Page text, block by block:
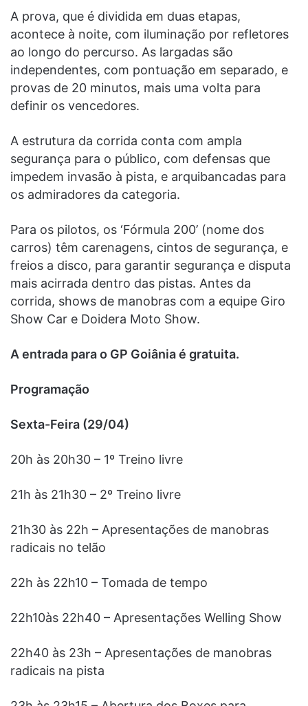
A prova, que é dividida em duas etapas,
acontece à noite, com iluminação por refletores
ao longo do percurso. As largadas são
independentes, com pontuação em separado, e
provas de 20 minutos, mais uma volta para
definir os vencedores.
A estrutura da corrida conta com ampla
segurança para o público, com defensas que
impedem invasão à pista, e arquibancadas para
os admiradores da categoria.
Para os pilotos, os ‘Fórmula 200’ (nome dos
carros) têm carenagens, cintos de segurança, e
freios a disco, para garantir segurança e disputa
mais acirrada dentro das pistas. Antes da
corrida, shows de manobras com a equipe Giro
Show Car e Doidera Moto Show.
A entrada para o GP Goiânia é gratuita.
Programação
Sexta-Feira (29/04)
20h às 20h30 – 1º Treino livre
21h às 21h30 – 2º Treino livre
21h30 às 22h – Apresentações de manobras
radicais no telão
22h às 22h10 – Tomada de tempo
22h10às 22h40 – Apresentações Welling Show
22h40 às 23h – Apresentações de manobras
radicais na pista